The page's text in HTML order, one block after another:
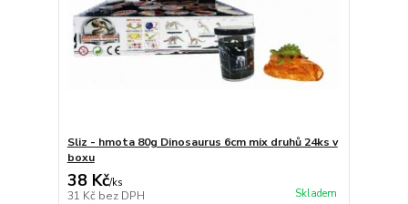
Sliz - hmota 80g Dinosaurus 6cm mix druhů 24ks v
boxu
38 Kč/ks
31 Kč bez DPH Skladem